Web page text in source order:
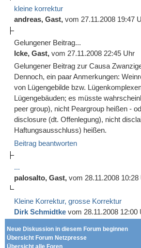
kleine korrektur
andreas, Gast, vom 27.11.2008 19:47
Gelungener Beitrag...
Icke, Gast, vom 27.11.2008 22:45 Uhr
Gelungener Beitrag zur Causa
Dennoch, ein paar Anmerkungen:
von Lügengebilde bzw.
Lügengebäuden; es müsste
peer group), nicht Peargroup heißen -
disclosure (dt. Offenlegung), nicht
Haftungsausschluss) heißen.
Beitrag beantworten
...
palosalto, Gast, vom 28.11.2008 10:28
Kleine Korrektur, grosse Korrektur
Dirk Schmidtke vom 28.11.2008 12:00
Neue Diskussion in diesem Forum beginnen
Übersicht Forum Netzpresse
Übersicht alle Foren